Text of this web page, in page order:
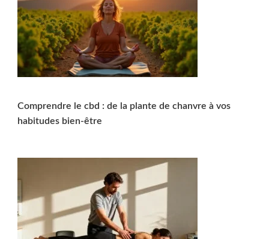
Comprendre le cbd : de la plante de chanvre à vos
habitudes bien-être